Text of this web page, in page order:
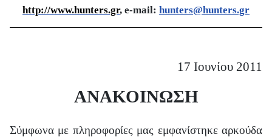
http://www.hunters.gr, e-mail: hunters@hunters.gr
17 Ιουνίου 2011
ΑΝΑΚΟΙΝΩΣΗ
Σύμφωνα με πληροφορίες μας εμφανίστηκε αρκούδα